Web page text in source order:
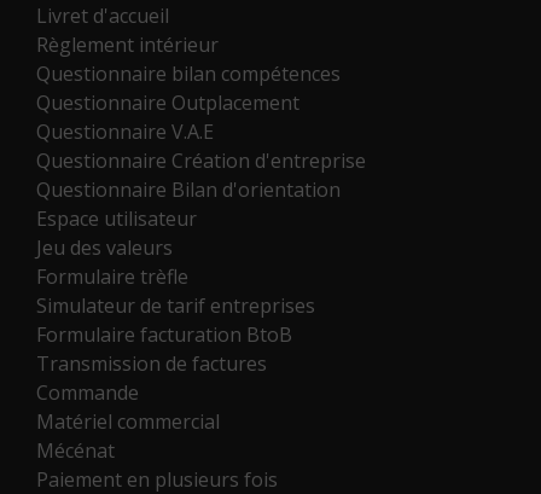
Livret d'accueil
Règlement intérieur
Questionnaire bilan compétences
Questionnaire Outplacement
Questionnaire V.A.E
Questionnaire Création d'entreprise
Questionnaire Bilan d'orientation
Espace utilisateur
Jeu des valeurs
Formulaire trèfle
Simulateur de tarif entreprises
Formulaire facturation BtoB
Transmission de factures
Commande
Matériel commercial
Mécénat
Paiement en plusieurs fois